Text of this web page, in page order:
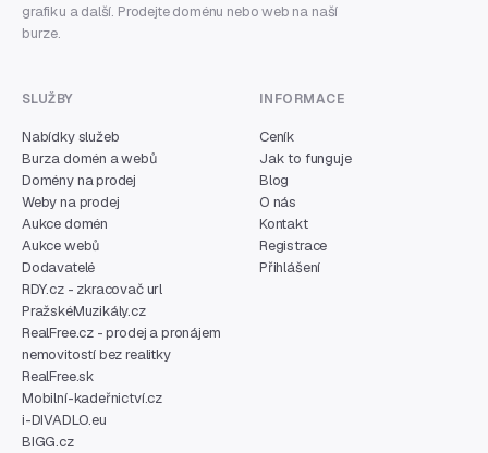
grafiku a další. Prodejte doménu nebo web na naší
burze.
SLUŽBY
Nabídky služeb
Burza domén a webů
Domény na prodej
Weby na prodej
Aukce domén
Aukce webů
Dodavatelé
RDY.cz - zkracovač url
PražskéMuzikály.cz
RealFree.cz - prodej a pronájem
nemovitostí bez realitky
RealFree.sk
Mobilní-kadeřnictví.cz
i-DIVADLO.eu
BIGG.cz
INFORMACE
Ceník
Jak to funguje
Blog
O nás
Kontakt
Registrace
Přihlášení